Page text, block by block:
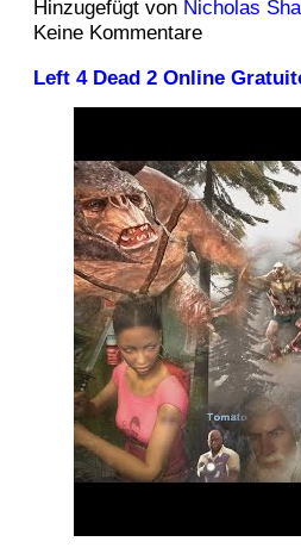
Hinzugefügt von Nicholas
Keine Kommentare
Left 4 Dead 2 Online